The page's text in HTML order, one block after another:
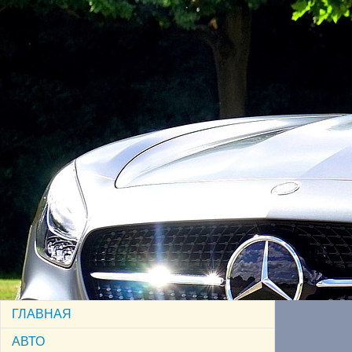
ГЛАВНАЯ
АВТО